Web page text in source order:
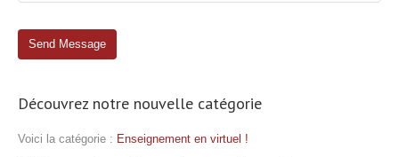
Découvrez notre nouvelle catégorie
Voici la catégorie : Enseignement en virtuel !